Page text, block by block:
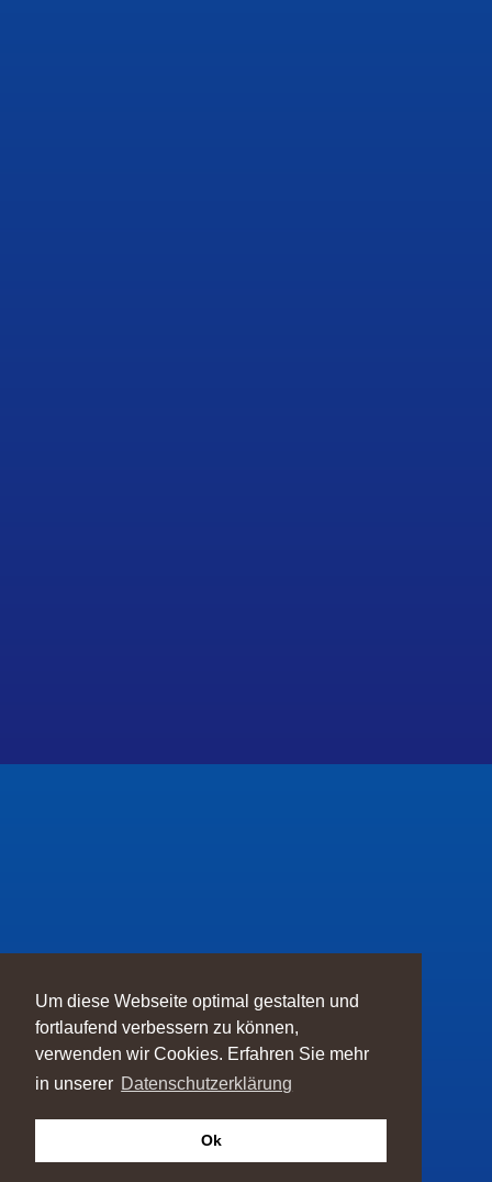
Um diese Webseite optimal gestalten und
fortlaufend verbessern zu können,
verwenden wir Cookies. Erfahren Sie mehr
in unserer Datenschutzerklärung
Ok